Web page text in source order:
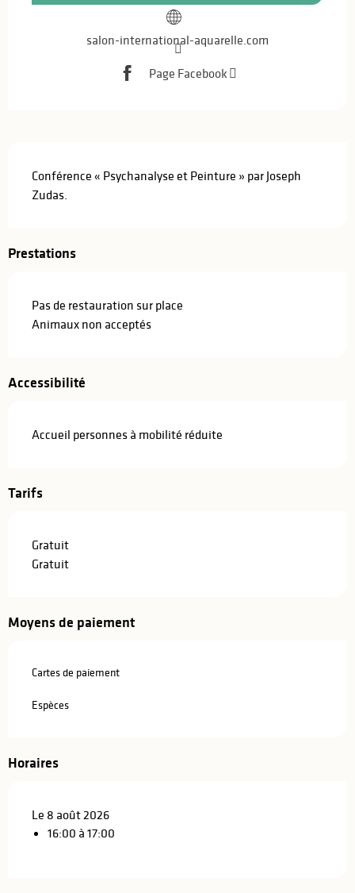
salon-international-aquarelle.com
Page Facebook
Conférence « Psychanalyse et Peinture » par Joseph
Zudas.
Prestations
Pas de restauration sur place
Animaux non acceptés
Accessibilité
Accueil personnes à mobilité réduite
Tarifs
Gratuit
Gratuit
Moyens de paiement
Cartes de paiement
Espèces
Horaires
Le 8 août 2026
16:00 à 17:00